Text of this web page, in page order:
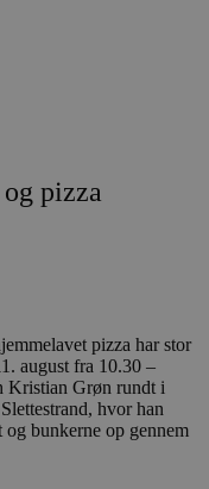
pizza
pizza har stor
august fra 10.30 –
Kristian Grøn rundt i
hvor han
bunkerne op gennem